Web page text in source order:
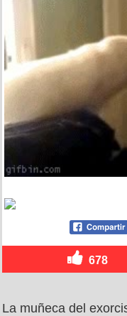
678
La muñeca del